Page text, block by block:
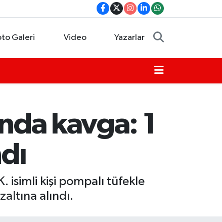
Galeri Video Yazarlar
kavga: 1
isimli kişi pompalı tüfekle
alındı.